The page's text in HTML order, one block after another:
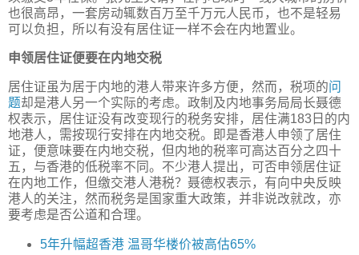
也很高昂，一套房动辄数百万至千万元人民币，也不是轻易
可以负担，所以有没有居住证一样不会在内地置业。
申领居住证便要在内地交税
居住证虽为居于内地的港人带来许多方便，然而，税项的问
题却是港人另一个实际的考虑。政制及内地事务局局长聂德
权表示，居住证没有改变现行的税务安排，居住满183日的内
地港人，需按现行安排在内地交税。即是香港人申领了居住
证，便意味要在内地交税，但内地的税率可高达百分之四十
五，与香港的低税率不同。不少港人提出，可否申领居住证
在内地工作，但缴交港人港税？聂德权表示，有向中央反映
港人的关注，然而税务是国家重大政策，并非说改就改，亦
要考虑是否公道和合理。
5年升幅超香港 温哥华楼价被高估65%